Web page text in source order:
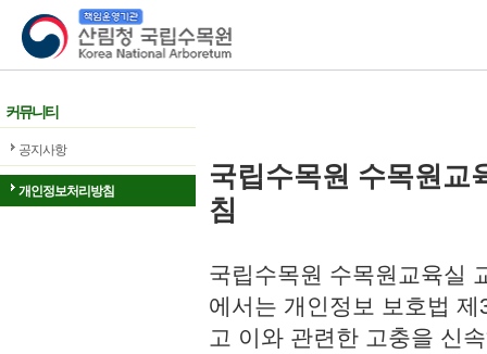
산림청 국립수목원
커뮤니티
공지사항
개인정보처리방침
국립수목원 수목원교
침
국립수목원 수목원교육실
에서는 개인정보 보호법
고 이와 관련한 고충을 신